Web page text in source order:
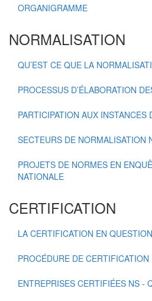
ORGANIGRAMME
NORMALISATION
QU’EST CE QUE LA
PROCESSUS D’ÉLABORATION
PARTICIPATION AUX INSTANCES
SECTEURS DE NORMALISATION
PROJETS DE NORMES EN
NATIONALE
CERTIFICATION
LA CERTIFICATION EN QUESTION
PROCÉDURE DE CERTIFICATION
ENTREPRISES CERTIFIÉES NS -